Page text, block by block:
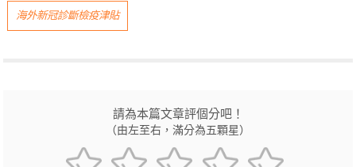
海外新冠診斷檢疫津貼
請為本篇文章評個分吧！
（由左至右，滿分為五顆星）